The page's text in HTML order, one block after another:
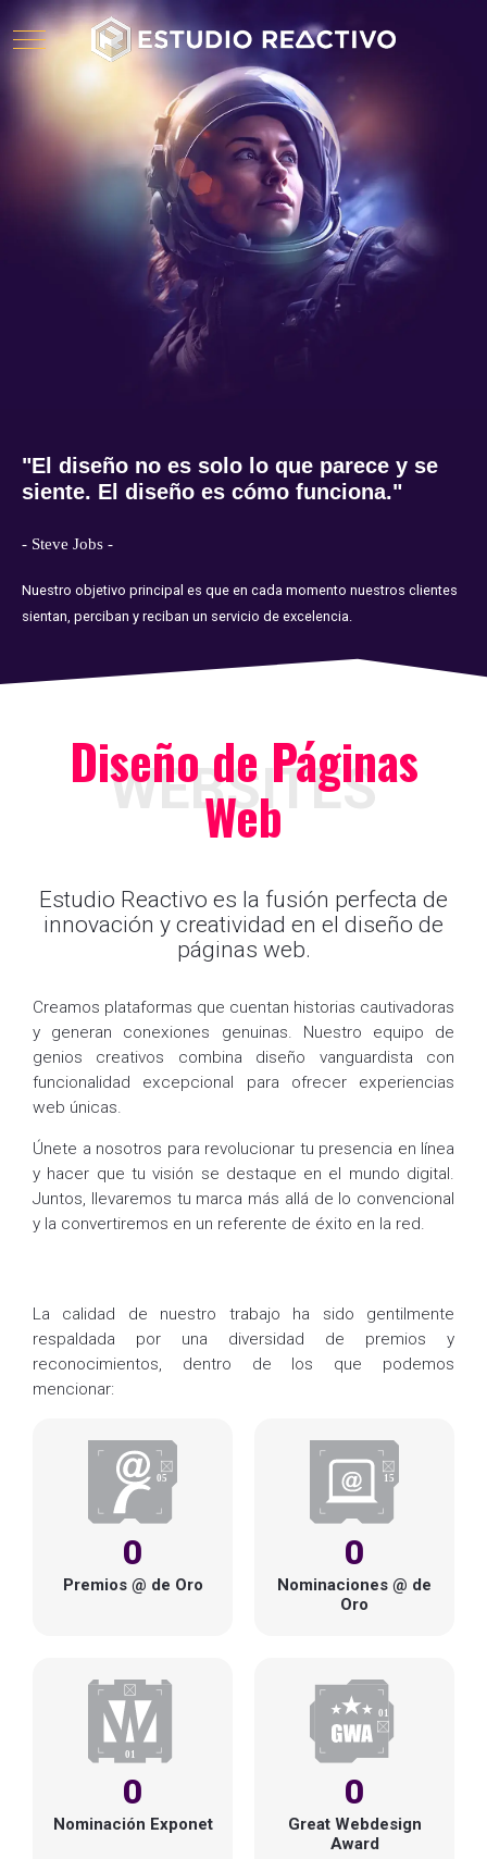
Mobile Menu Toggle
"El diseño no es solo lo que parece y se
siente. El diseño es cómo funciona."
- Steve Jobs -
Nuestro objetivo principal es que en cada momento nuestros clientes
sientan, perciban y reciban un servicio de excelencia.
WEBSITES
Diseño de Páginas
Web
Estudio Reactivo es la fusión perfecta de
innovación y creatividad en el diseño de
páginas web.
Creamos plataformas que cuentan historias cautivadoras
y generan conexiones genuinas. Nuestro equipo de
genios creativos combina diseño vanguardista con
funcionalidad excepcional para ofrecer experiencias
web únicas.
Únete a nosotros para revolucionar tu presencia en línea
y hacer que tu visión se destaque en el mundo digital.
Juntos, llevaremos tu marca más allá de lo convencional
y la convertiremos en un referente de éxito en la red.
La calidad de nuestro trabajo ha sido gentilmente
respaldada por una diversidad de premios y
reconocimientos, dentro de los que podemos
mencionar:
0
Premios @ de Oro
0
Nominaciones @ de
Oro
0
Nominación Exponet
0
Great Webdesign
Award